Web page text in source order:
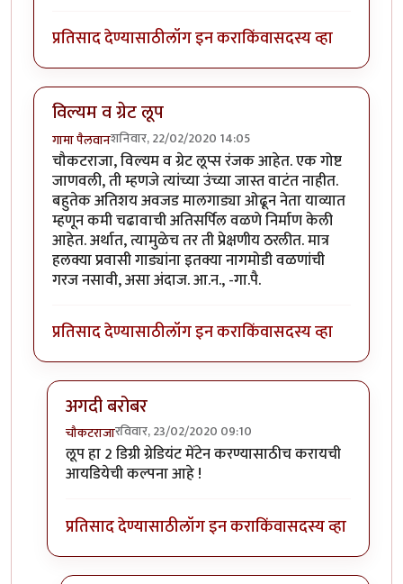
प्रतिसाद देण्यासाठीलॉग इन कराकिंवासदस्य व्हा
विल्यम व ग्रेट लूप
गामा पैलवानशनिवार, 22/02/2020 14:05
चौकटराजा, विल्यम व ग्रेट लूप्स रंजक आहेत. एक गोष्ट
जाणवली, ती म्हणजे त्यांच्या उंच्या जास्त वाटंत नाहीत.
बहुतेक अतिशय अवजड मालगाड्या ओढून नेता याव्यात
म्हणून कमी चढावाची अतिसर्पिल वळणे निर्माण केली
आहेत. अर्थात, त्यामुळेच तर ती प्रेक्षणीय ठरलीत. मात्र
हलक्या प्रवासी गाड्यांना इतक्या नागमोडी वळणांची
गरज नसावी, असा अंदाज. आ.न., -गा.पै.
प्रतिसाद देण्यासाठीलॉग इन कराकिंवासदस्य व्हा
अगदी बरोबर
चौकटराजारविवार, 23/02/2020 09:10
In reply toविल्यम व ग्रेट लूपbyगामा पैलवान
लूप हा 2 डिग्री ग्रेडियंट मेंटेन करण्यासाठीच करायची
आयडियेची कल्पना आहे !
प्रतिसाद देण्यासाठीलॉग इन कराकिंवासदस्य व्हा